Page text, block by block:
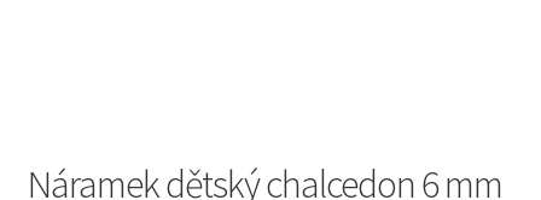
Náramek dětský chalcedon 6 mm